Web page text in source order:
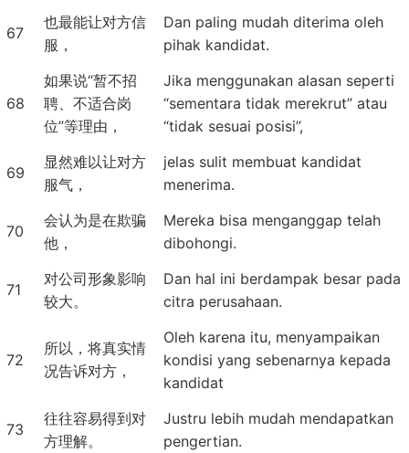
67
也最能让对方信
服，
Dan paling mudah diterima oleh
pihak kandidat.
68
如果说“暂不招
聘、不适合岗
位”等理由，
Jika menggunakan alasan seperti
“sementara tidak merekrut” atau
“tidak sesuai posisi”,
69
显然难以让对方
服气，
jelas sulit membuat kandidat
menerima.
70
会认为是在欺骗
他，
Mereka bisa menganggap telah
dibohongi.
71
对公司形象影响
较大。
Dan hal ini berdampak besar pada
citra perusahaan.
72
所以，将真实情
况告诉对方，
Oleh karena itu, menyampaikan
kondisi yang sebenarnya kepada
kandidat
73
往往容易得到对
方理解。
Justru lebih mudah mendapatkan
pengertian.